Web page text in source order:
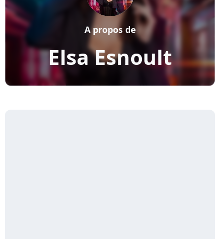
Elsa Esnoult
A propos de